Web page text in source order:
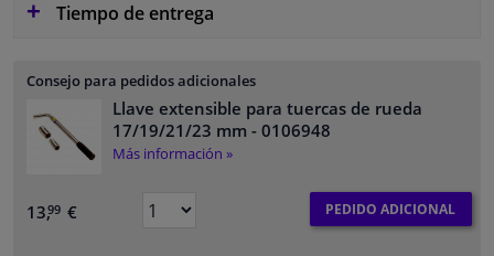
Tiempo de entrega
Consejo para pedidos adicionales
Llave extensible para tuercas de rueda
17/19/21/23 mm - 0106948
Más información »
13,99 € PEDIDO ADICIONAL